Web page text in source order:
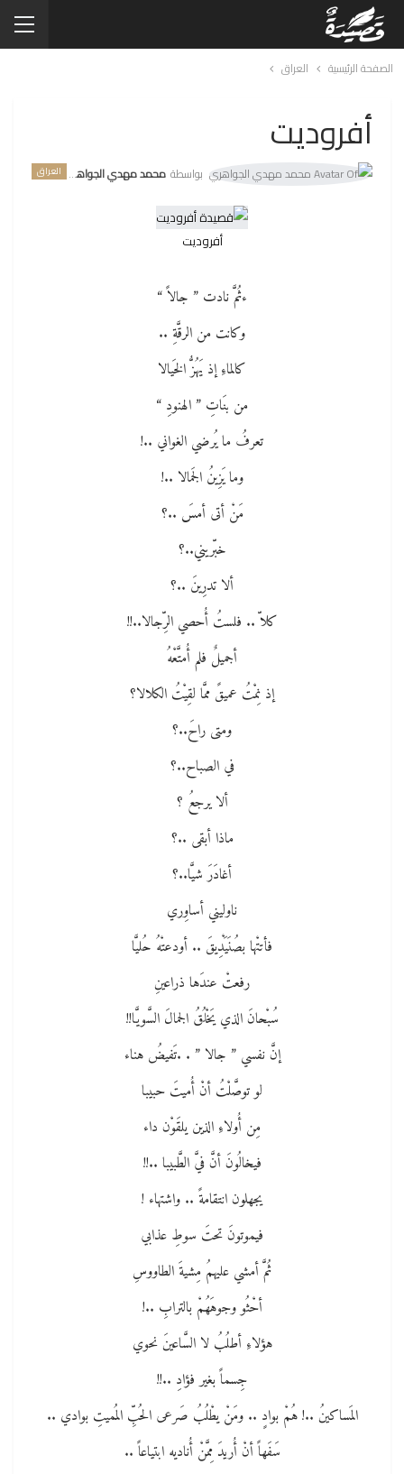
الصفحة الرئيسية العراق
أفروديت
العراق بواسطة محمد مهدي الجواهري
أفروديت
ءثُمَّ نادت ” جالاً “
وكانت من الرقَّةِ ..
كالماءِ إذ يَهُزُّ الخَيالا
من بنَاتِ ” الهنودِ “
تعرفُ ما يُرضي الغواني ..!
وما يَزِينُ الجَمالا ..!
مَنْ أتى أمسَ ..؟
خبّريني..؟
ألا تدرِينَ ..؟
كلاّ .. فلستُ أُحصي الرِّجالا..!!
أجميلٌ فلم أُمتَّعْهُ
إذ نِمْتُ عميقً ممَّا لقِيْتُ الكلالا؟
ومتى راحَ..؟
في الصباح..؟
ألا يرجعُ ؟
ماذا أبقى ..؟
أغادَرَ شيَّا..؟
ناوليني أساوِري
فأتتْها بصُنَيَْدِيقَ .. أودعتْهُ حُليَّا
رفعتْ عندَها ذراعينِ
سُبْحانَ الذي يَخْلُقُ الجمالَ السَّويَّا!!
إنَّ نفسي ” جالا ” . .تَفيضُ هناء
لو توصَّلْتُ أنْ أُميتَ حبيبا
مِن أُولاءِ الذين يلقَوْن داء
فيخالُونَ أنَّ فيَّ الطَّبيبا ..!!
يجهلون انتقامةً .. واشتهاء !
فيموتونَ تحتَ سوطِ عذابي
ثُمَّ أمشي عليهمُ مِشيةَ الطاووسِ
أحْثُو وجوهَهُمْ بالترابِ ..!
هؤلاءِ أطلُبُ لا السَّاعينَ نحوي
جِسماً بغير فؤادِ ..!!
المَساكينُ ..! هُمْ بوادٍ .. ومَنْ يطْلُبُ صَرعى الحُبِّ المُميتِ بوادي ..
سَفَهاً أنْ أُريدَ مِمَّنْ أُناديه ابتياعاً ..